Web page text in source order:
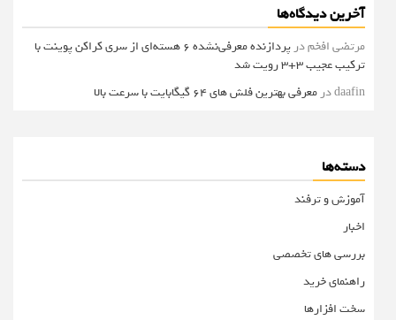
آخرین دیدگاه‌ها
مرتضی افخمدر
پردازنده معرفی‌نشده 6 هسته‌ای از سری کراکن پوینت با
ترکیب عجیب 3+3 رویت شد
daafinدرمعرفی بهترین فلش های 64 گیگابایت با سرعت بالا
دسته‌ها
آموزش و ترفند
اخبار
بررسی های تخصصی
راهنمای خرید
سخت افزارها